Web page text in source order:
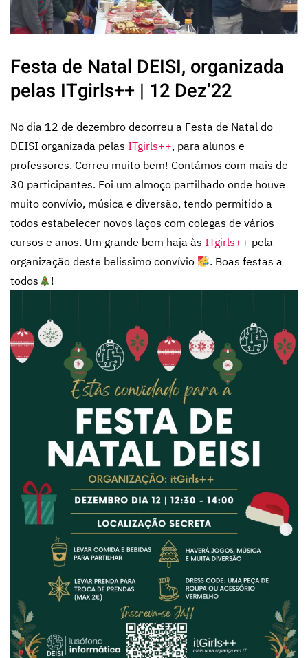
Festa de Natal DEISI, organizada
pelas ITgirls++ | 12 Dez’22
No dia 12 de dezembro decorreu a Festa de Natal do
DEISI organizada pelas ITgirls++, para alunos e
professores. Correu muito bem! Contámos com mais de
30 participantes. Foi um almoço partilhado onde houve
muito convívio, música e diversão, tendo permitido a
todos estabelecer novos laços com colegas de vários
cursos e anos. Um grande bem haja às ITgirls++ pela
organização deste belissimo convívio
. Boas festas a
todos
!